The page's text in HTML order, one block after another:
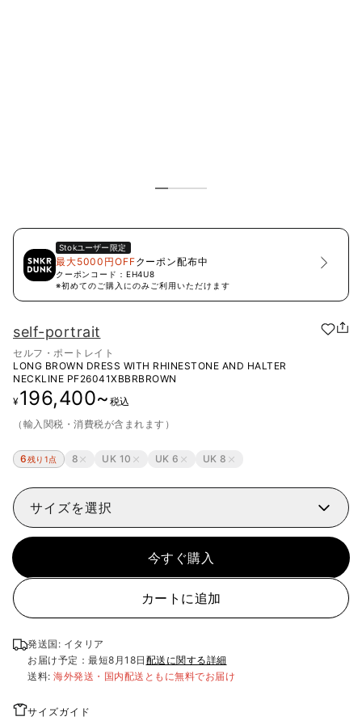
Stokユーザー限定
最大5000円OFFクーポン配布中
クーポンコード： EH4U8
※初めてのご購入にのみご利用いただけます
self-portrait
セルフ・ポートレイト
LONG BROWN DRESS WITH RHINESTONE AND HALTER
NECKLINE PF26041XBBRBROWN
¥196,400~ 税込
（輸入関税・消費税が含まれます）
6残り1点 8 UK 10 UK 6 UK 8
サイズを選択
今すぐ購入
カートに追加
発送国: イタリア
お届け予定：最短8月18日 配送に関する詳細
送料: 海外発送・国内配送ともに無料でお届け
サイズガイド